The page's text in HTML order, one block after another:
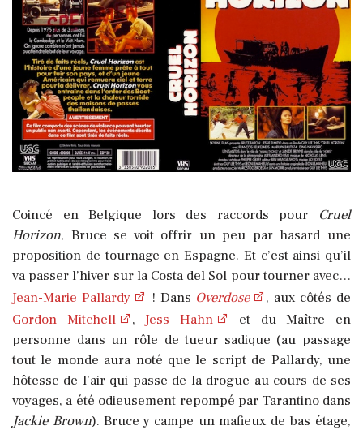
Coincé en Belgique lors des raccords pour Cruel
Horizon, Bruce se voit offrir un peu par hasard une
proposition de tournage en Espagne. Et c’est ainsi qu’il
va passer l’hiver sur la Costa del Sol pour tourner avec…
Jean-Marie Pallardy
! DansOverdose
, aux côtés de
Gordon Mitchell
,Jess Hahn
et du Maître en
personne dans un rôle de tueur sadique (au passage
tout le monde aura noté que le script de Pallardy, une
hôtesse de l’air qui passe de la drogue au cours de ses
voyages, a été odieusement repompé par Tarantino dans
Jackie Brown). Bruce y campe un mafieux de bas étage,